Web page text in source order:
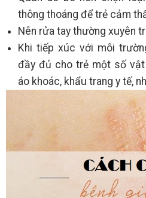
thông thoáng để trẻ cảm
Nên rửa tay thường xuyên
Khi tiếp xúc với môi
đầy đủ cho trẻ một số
áo khoác, khẩu trang y tế,